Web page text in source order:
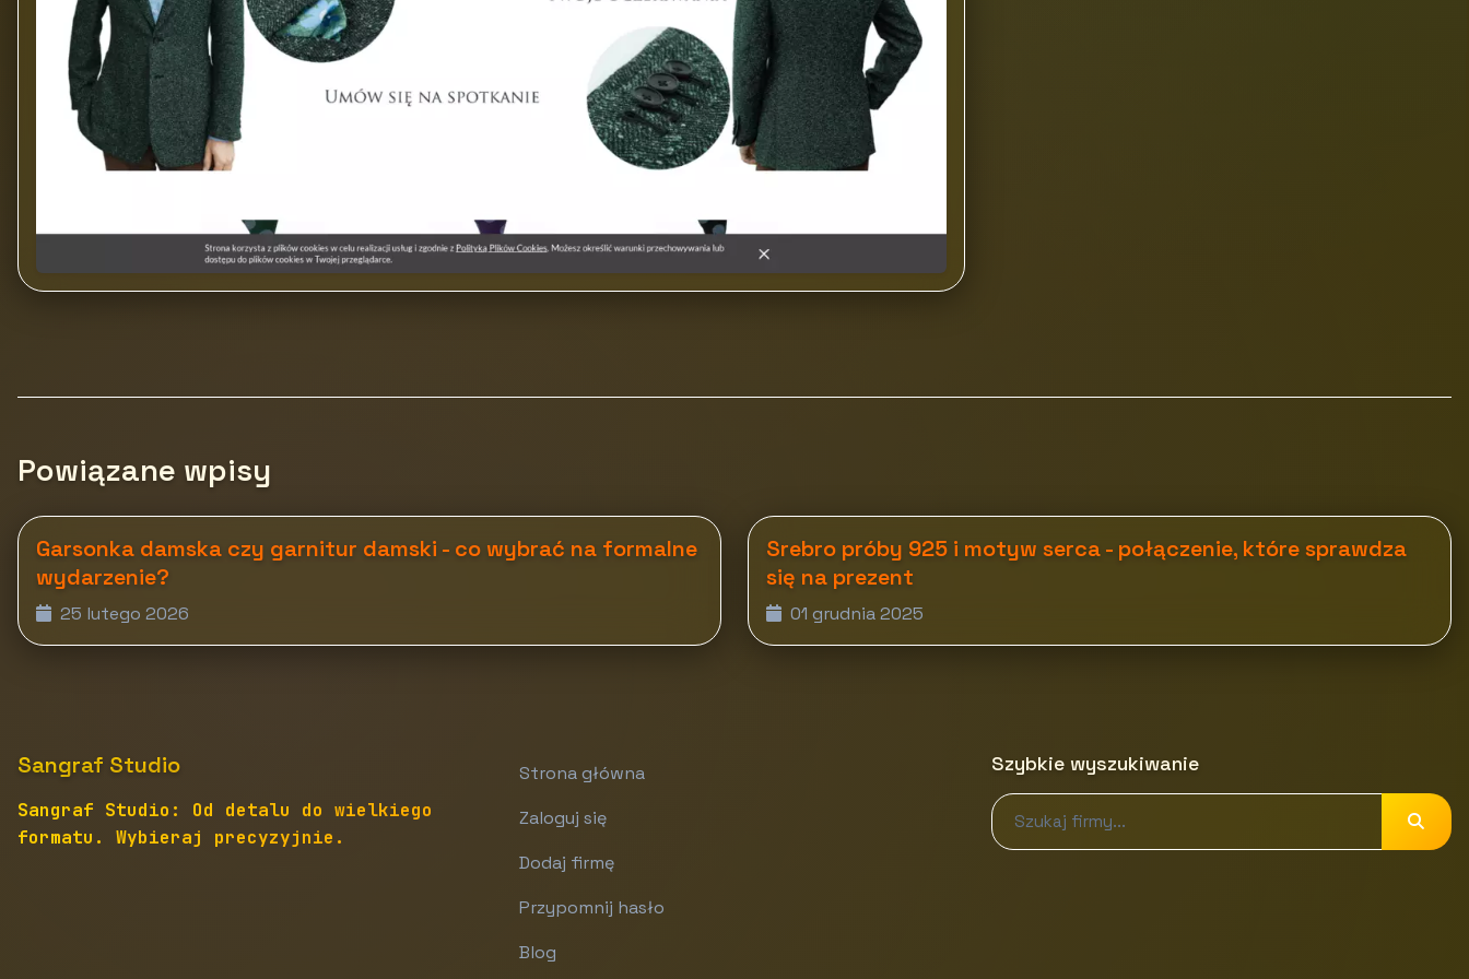
Powiązane wpisy
Garsonka damska czy garnitur damski - co wybrać na formalne
wydarzenie?
25 lutego 2026
Srebro próby 925 i motyw serca - połączenie, które sprawdza
się na prezent
01 grudnia 2025
Sangraf Studio
Sangraf Studio: Od detalu do wielkiego
formatu. Wybieraj precyzyjnie.
Strona główna
Zaloguj się
Dodaj firmę
Przypomnij hasło
Blog
Szybkie wyszukiwanie